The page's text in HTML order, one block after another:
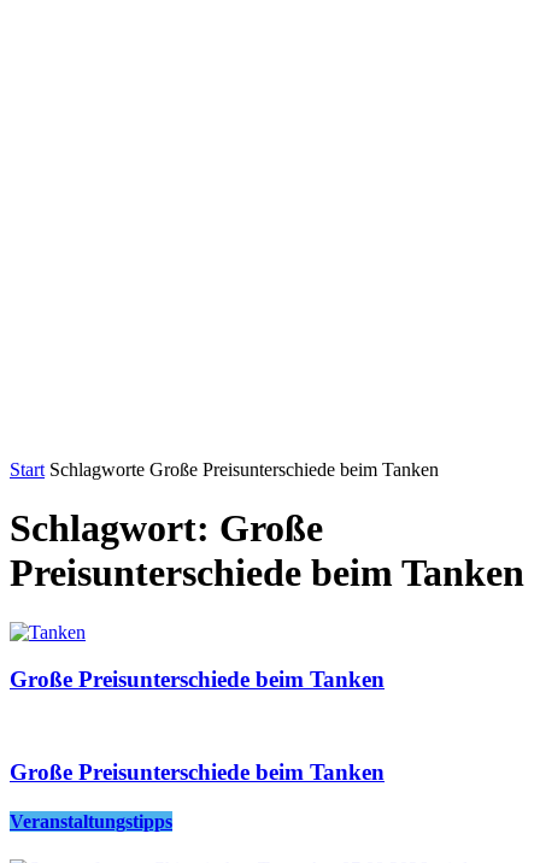
Start Schlagworte Große Preisunterschiede beim Tanken
Schlagwort: Große
Preisunterschiede beim Tanken
Große Preisunterschiede beim Tanken
Große Preisunterschiede beim Tanken
Veranstaltungstipps